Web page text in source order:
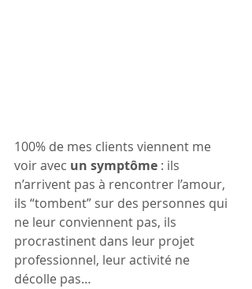
100% de mes clients viennent me
voir avec un symptôme : ils
n’arrivent pas à rencontrer l’amour,
ils “tombent” sur des personnes qui
ne leur conviennent pas, ils
procrastinent dans leur projet
professionnel, leur activité ne
décolle pas…